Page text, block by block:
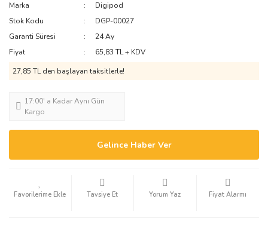
Marka
Digipod
Stok Kodu
DGP-00027
Garanti Süresi
24 Ay
Fiyat
65,83 TL + KDV
27,85 TL den başlayan taksitlerle!
17:00' a Kadar Aynı Gün
Kargo
Gelince Haber Ver
Tavsiye Et Yorum Yaz Fiyat Alarmı